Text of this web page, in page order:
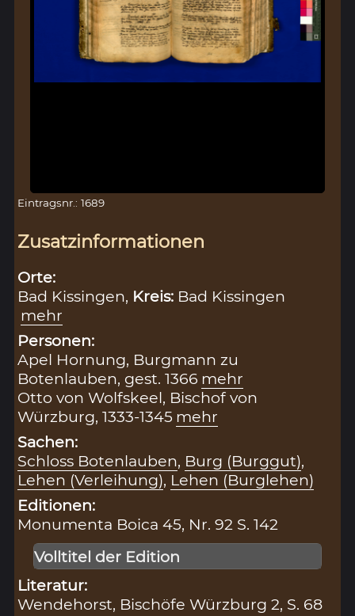
Eintragsnr.: 1689
Zusatzinformationen
Orte:
Bad Kissingen, Kreis: Bad Kissingen
mehr
Personen:
Apel Hornung, Burgmann zu
Botenlauben, gest. 1366 mehr
Otto von Wolfskeel, Bischof von
Würzburg, 1333-1345 mehr
Sachen:
Schloss Botenlauben, Burg (Burggut),
Lehen (Verleihung), Lehen (Burglehen)
Editionen:
Monumenta Boica 45, Nr. 92 S. 142
Volltitel der Edition
Literatur:
Wendehorst, Bischöfe Würzburg 2, S. 68